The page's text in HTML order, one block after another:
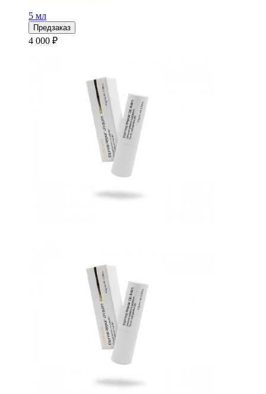
5 мл
Предзаказ
4 000 ₽